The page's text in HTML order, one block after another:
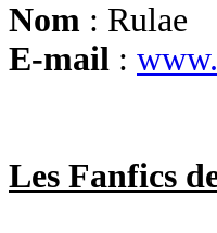
Nom : Rulae
E-mail :
Les Fanfics